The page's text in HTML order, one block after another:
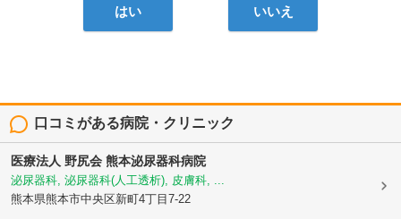
はい いいえ
口コミがある病院・クリニック
医療法人 野尻会 熊本泌尿器科病院
泌尿器科, 泌尿器科(人工透析), 皮膚科, ...
熊本県熊本市中央区新町4丁目7-22